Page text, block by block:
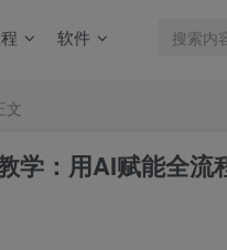
软件
文
学：用AI赋能全流